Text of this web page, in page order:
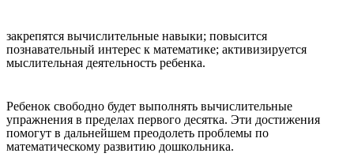
закрепятся вычислительные навыки; повысится
познавательный интерес к математике; активизируется
мыслительная деятельность ребенка.
Ребенок свободно будет выполнять вычислительные
упражнения в пределах первого десятка. Эти достижения
помогут в дальнейшем преодолеть проблемы по
математическому развитию дошкольника.